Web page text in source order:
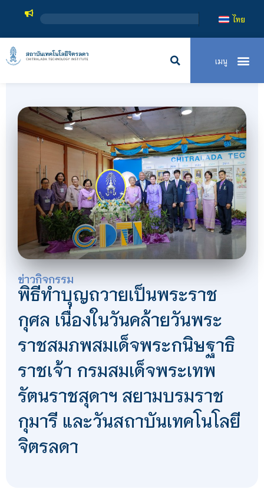
สถาบันเทคโนโลยีจิตรลดา
ไทย
ข่าวกิจกรรม
พิธีทำบุญถวายเป็นพระราช
กุศล เนื่องในวันคล้ายวันพระ
ราชสมภพสมเด็จพระกนิษฐาธิ
ราชเจ้า กรมสมเด็จพระเทพ
รัตนราชสุดาฯ สยามบรมราช
กุมารี และวันสถาบันเทคโนโลยี
จิตรลดา